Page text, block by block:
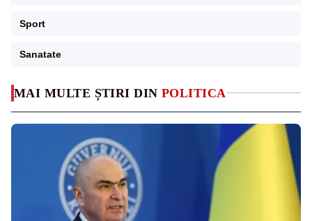
MAI MULTE ȘTIRI DIN POLITICA
Sport
Sanatate